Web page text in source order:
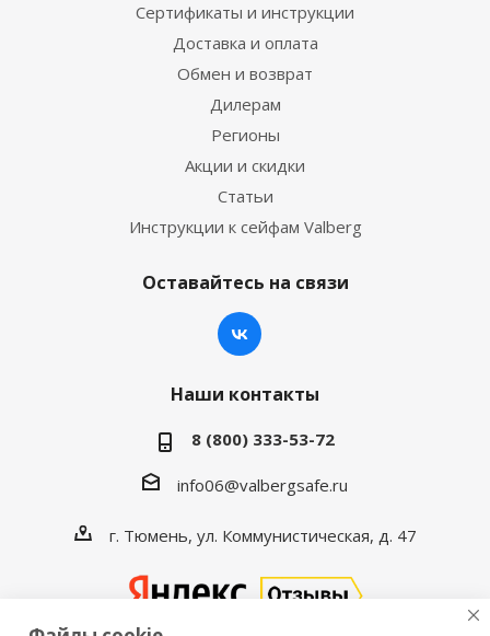
Сертификаты и инструкции
Доставка и оплата
Обмен и возврат
Дилерам
Регионы
Акции и скидки
Статьи
Инструкции к сейфам Valberg
Оставайтесь на связи
Наши контакты
8 (800) 333-53-72
info06@valbergsafe.ru
г. Тюмень, ул. Коммунистическая, д. 47